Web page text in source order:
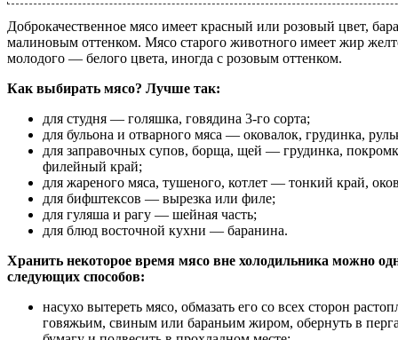
Доброкачественное мясо имеет красный или розовый цвет,
малиновым оттенком. Мясо старого животного имеет жир
молодого — белого цвета, иногда с розовым оттенком.
Как выбирать мясо? Лучше так:
для студня — голяшка, говядина 3-го сорта;
для бульона и отварного мяса — оковалок, грудинка,
для заправочных супов, борща, щей — грудинка,
филейный край;
для жареного мяса, тушеного, котлет — тонкий край,
для бифштексов — вырезка или филе;
для гуляша и рагу — шейная часть;
для блюд восточной кухни — баранина.
Хранить некоторое время мясо вне холодильника можно
следующих способов:
насухо вытереть мясо, обмазать его со всех сторон
говяжьим, свиным или бараньим жиром, обернуть в